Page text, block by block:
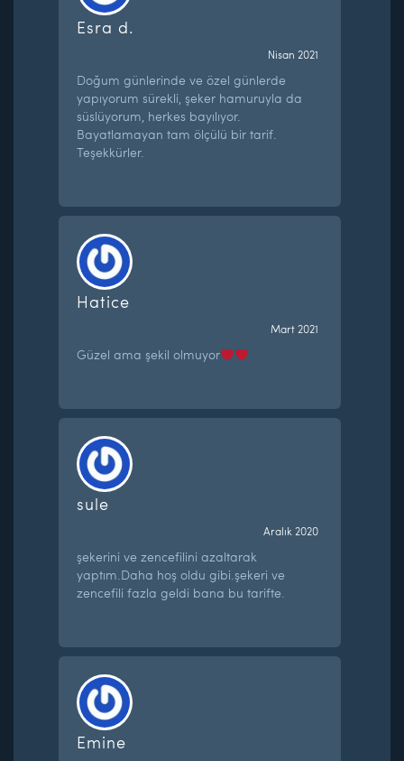
Esra d.
Nisan 2021
Doğum günlerinde ve özel günlerde
yapıyorum sürekli, şeker hamuruyla da
süslüyorum, herkes bayılıyor.
Bayatlamayan tam ölçülü bir tarif.
Teşekkürler.
Hatice
Mart 2021
Güzel ama şekil olmuyor
sule
Aralık 2020
şekerini ve zencefilini azaltarak
yaptım.Daha hoş oldu gibi.şekeri ve
zencefili fazla geldi bana bu tarifte.
Emine